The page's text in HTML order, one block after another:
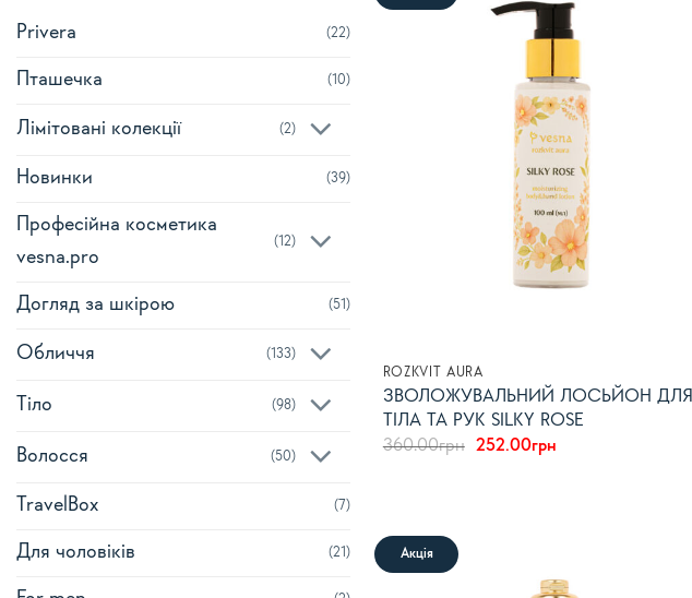
Privera (22)
Пташечка (10)
Лімітовані колекції (2)
Новинки (39)
Професійна косметика
vesna.pro
(12)
Догляд за шкірою (51)
Обличчя (133)
Тіло (98)
Волосся (50)
TravelBox (7)
Для чоловіків (21)
ROZKVIT AURA
ЗВОЛОЖУВАЛЬНИЙ ЛОСЬЙОН ДЛЯ
ТІЛА ТА РУК SILKY ROSE
360.00грн
Оригінальна
252.00грнПоточна
Акція